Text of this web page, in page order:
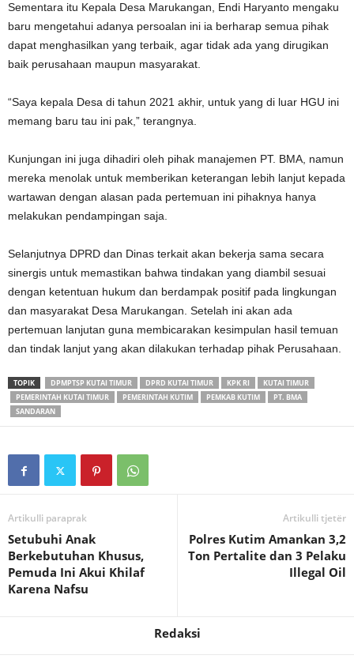
Sementara itu Kepala Desa Marukangan, Endi Haryanto mengaku
baru mengetahui adanya persoalan ini ia berharap semua pihak
dapat menghasilkan yang terbaik, agar tidak ada yang dirugikan
baik perusahaan maupun masyarakat.
“Saya kepala Desa di tahun 2021 akhir, untuk yang di luar HGU ini
memang baru tau ini pak,” terangnya.
Kunjungan ini juga dihadiri oleh pihak manajemen PT. BMA, namun
mereka menolak untuk memberikan keterangan lebih lanjut kepada
wartawan dengan alasan pada pertemuan ini pihaknya hanya
melakukan pendampingan saja.
Selanjutnya DPRD dan Dinas terkait akan bekerja sama secara
sinergis untuk memastikan bahwa tindakan yang diambil sesuai
dengan ketentuan hukum dan berdampak positif pada lingkungan
dan masyarakat Desa Marukangan. Setelah ini akan ada
pertemuan lanjutan guna membicarakan kesimpulan hasil temuan
dan tindak lanjut yang akan dilakukan terhadap pihak Perusahaan.
TOPIK DPMPTSP KUTAI TIMUR DPRD KUTAI TIMUR KPK RI
KUTAI TIMUR
PEMERINTAH KUTAI TIMUR
PEMERINTAH KUTIM PEMKAB KUTIM
PT. BMA
SANDARAN
Artikulli paraprak
Setubuhi Anak
Berkebutuhan Khusus,
Pemuda Ini Akui Khilaf
Karena Nafsu
Artikulli tjetër
Polres Kutim Amankan 3,2
Ton Pertalite dan 3 Pelaku
Illegal Oil
Redaksi